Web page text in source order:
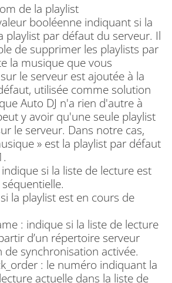
de la playlist
booléenne indiquant si la
playlist par défaut du serveur. Il
de supprimer les playlists par
la musique que vous
le serveur est ajoutée à la
utilisée comme solution
Auto DJ n'a rien d'autre à
y avoir qu'une seule playlist
le serveur. Dans notre cas,
» est la playlist par défaut
si la liste de lecture est
la playlist est en cours de
: indique si la liste de lecture
d’un répertoire serveur
de synchronisation activée.
: le numéro indiquant la
actuelle dans la liste de